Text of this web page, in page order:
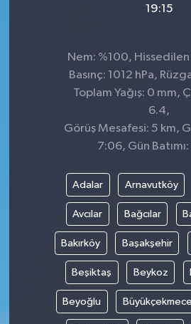
19:15
Nem: %100, Hissedilen
Basınç: 1012 hPa,
Toplam Yağış: 0 mm,
6.4,
Görüş Mesafesi: 5 km,
7:06, Gün
Adalar Arnavutköy
Avcılar Bağcılar
Bakırköy Başakşehir
Beşiktaş Beykoz
Beyoğlu Büyükçekmece